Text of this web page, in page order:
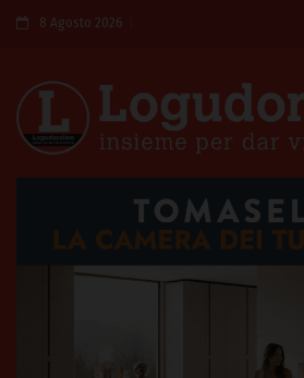
8 Agosto 2026